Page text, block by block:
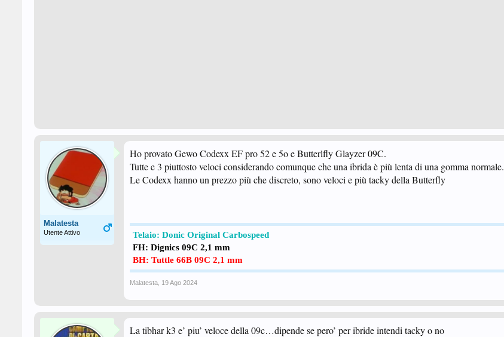
Malatesta
Utente Attivo
Ho provato Gewo Codexx EF pro 52 e 5o e Butterlfly Glayzer 09C.
Tutte e 3 piuttosto veloci considerando comunque che una ibrida è più lenta di una gomma normale.
Le Codexx hanno un prezzo più che discreto, sono veloci e più tacky della Butterfly
Telaio: Donic Original Carbospeed
FH: Dignics 09C 2,1 mm
BH: Tuttle 66B 09C 2,1 mm
Malatesta 19 Ago 2024
La tibhar k3 e’ piu’ veloce della 09c…dipende se pero’ per ibride intendi tacky o no